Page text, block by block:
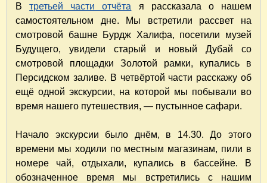
Втретьей части отчёта я рассказала о нашем
самостоятельном дне. Мы встретили рассвет на
смотровой башне Бурдж Халифа, посетили музей
Будущего, увидели старый и новый Дубай со
смотровой площадки Золотой рамки, купались в
Персидском заливе. В четвёртой части расскажу об
ещё одной экскурсии, на которой мы побывали во
время нашего путешествия, — пустынное сафари.
Начало экскурсии было днём, в 14.30. До этого
времени мы ходили по местным магазинам, пили в
номере чай, отдыхали, купались в бассейне. В
обозначенное время мы встретились с нашим